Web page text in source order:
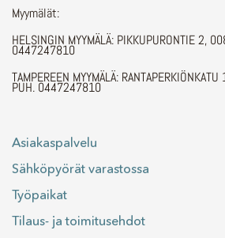
Myymälät:
HELSINGIN MYYMÄLÄ: PIKKUPURONTIE 2,
0447247810
TAMPEREEN MYYMÄLÄ:
PUH. 0447247810
Asiakaspalvelu
Sähköpyörät varastossa
Työpaikat
Tilaus- ja toimitusehdot